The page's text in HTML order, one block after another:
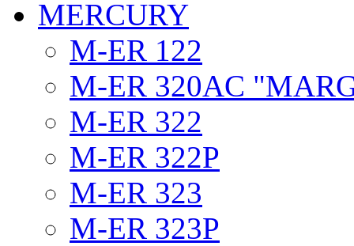
MERCURY
M-ER 122
M-ER 320AC
M-ER 322
M-ER 322P
M-ER 323
M-ER 323P